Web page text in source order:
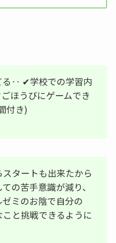
る‥ ✔学校での学習内
ほうびにゲームでき
付き)
タートも出来たから
の苦手意識が減り、
ミのお陰で自分の
と挑戦できるように